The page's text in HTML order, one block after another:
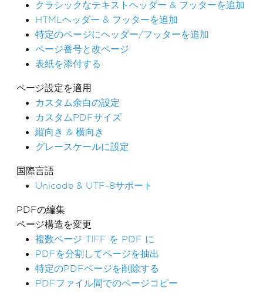
クラシックなテキストヘッダー & フッターを追加
HTMLヘッダー & フッターを追加
特定のページにヘッダー/フッターを追加
ページ番号と改ページ
表紙を添付する
ページ設定を適用
カスタム余白の設定
カスタムPDFサイズ
縦向き & 横向き
グレースケールに設定
国際言語
Unicode & UTF-8サポート
PDFの編集
ページ構造を変更
複数ページ TIFF を PDF に
PDFを分割してページを抽出
特定のPDFページを削除する
PDFファイル間でのページコピー